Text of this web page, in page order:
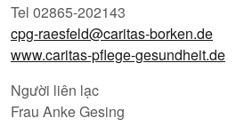
Tel 02865-202143
cpg-raesfeld@caritas-borken.de
www.caritas-pflege-gesundheit.de
Người liên lạc
Frau Anke Gesing